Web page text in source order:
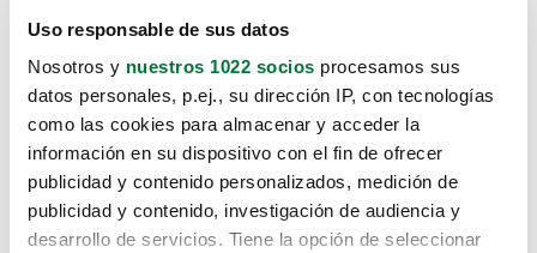
Uso responsable de sus datos
Nosotros y nuestros 1022 socios procesamos sus
datos personales, p.ej., su dirección IP, con tecnologías
como las cookies para almacenar y acceder la
información en su dispositivo con el fin de ofrecer
publicidad y contenido personalizados, medición de
publicidad y contenido, investigación de audiencia y
desarrollo de servicios. Tiene la opción de seleccionar
Lo sentimos, no sabemos como
te hemos traido hasta aquí.